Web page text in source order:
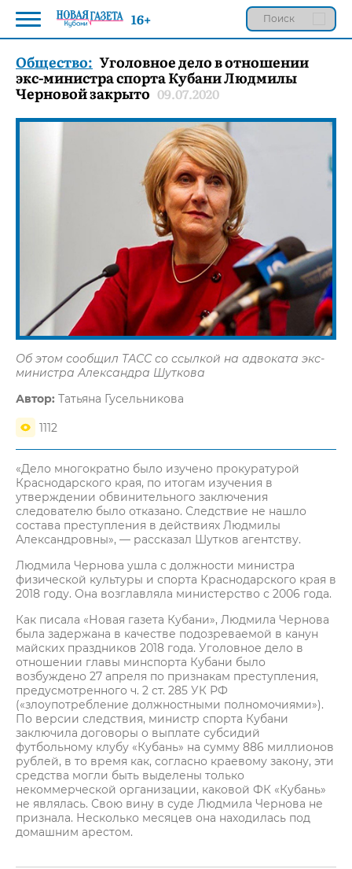
Общество: Уголовное дело в отношении
экс-министра спорта Кубани Людмилы
Черновой закрыто 09.07.2020
Об этом сообщил ТАСС со ссылкой на адвоката экс-
министра Александра Шуткова
Автор: Татьяна Гусельникова
1112
«Дело многократно было изучено прокуратурой
Краснодарского края, по итогам изучения в
утверждении обвинительного заключения
следователю было отказано. Следствие не нашло
состава преступления в действиях Людмилы
Александровны», — рассказал Шутков агентству.
Людмила Чернова ушла с должности министра
физической культуры и спорта Краснодарского края в
2018 году. Она возглавляла министерство с 2006 года.
Как писала «Новая газета Кубани», Людмила Чернова
была задержана в качестве подозреваемой в канун
майских праздников 2018 года. Уголовное дело в
отношении главы минспорта Кубани было
возбуждено 27 апреля по признакам преступления,
предусмотренного ч. 2 ст. 285 УК РФ
(«злоупотребление должностными полномочиями»).
По версии следствия, министр спорта Кубани
заключила договоры о выплате субсидий
футбольному клубу «Кубань» на сумму 886 миллионов
рублей, в то время как, согласно краевому закону, эти
средства могли быть выделены только
некоммерческой организации, каковой ФК «Кубань»
не являлась. Свою вину в суде Людмила Чернова не
признала. Несколько месяцев она находилась под
домашним арестом.
16+